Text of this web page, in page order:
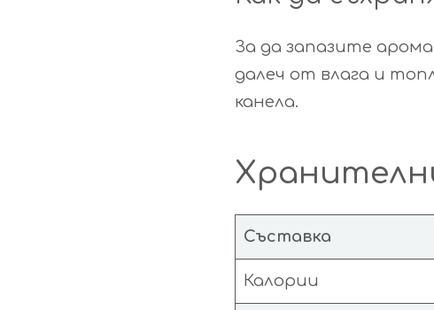
За да запазите
далеч от влага и
канела.
Съставка
Калории